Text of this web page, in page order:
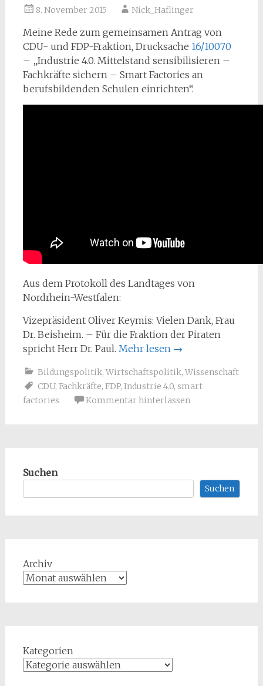
8. November 2015 Nick_Haflinger
Meine Rede zum gemeinsamen Antrag von
CDU- und FDP-Fraktion, Drucksache 16/10070
– „Industrie 4.0. Mittelstand sensibilisieren –
Fachkräfte sichern – Smart Factories an
berufsbildenden Schulen einrichten“.
Aus dem Protokoll des Landtages von
Nordrhein-Westfalen:
Vizepräsident Oliver Keymis: Vielen Dank, Frau
Dr. Beisheim. – Für die Fraktion der Piraten
spricht Herr Dr. Paul. Mehr lesen →
Bildungspolitik, Wirtschaftspolitik, Wissenschaft
CDU, Fachkräfte, FDP, Industrie 4.0, smart
factories
Kommentar hinterlassen
Suchen
Suchen
Archiv
Kategorien